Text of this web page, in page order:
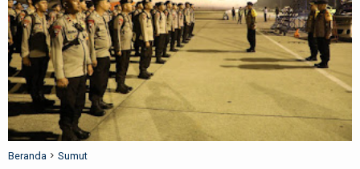
Beranda Sumut
BISNIS
EDUKASI
ADVETORIAL
REDAKSI